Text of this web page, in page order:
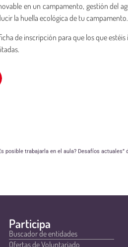
en un campamento, gestión del
la huella ecológica de tu campamento.
de inscripción para que los que
Participa
Buscador de entidades
Ofertas de Voluntariado